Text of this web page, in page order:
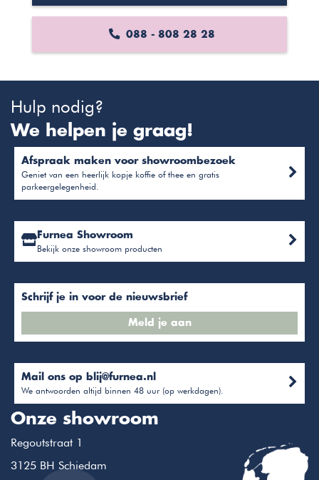
088 - 808 28 28
Hulp nodig?
We helpen je graag!
Afspraak maken voor showroombezoek
Geniet van een heerlijk kopje koffie of thee en gratis
parkeergelegenheid.
Furnea Showroom
Bekijk onze showroom producten
Schrijf je in voor de nieuwsbrief
Meld je aan
Mail ons op blij@furnea.nl
We antwoorden altijd binnen 48 uur (op werkdagen).
Onze showroom
Regoutstraat 1
3125 BH Schiedam